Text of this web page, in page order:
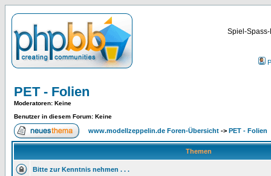
Spiel-
PET - Folien
Moderatoren: Keine
Benutzer in diesem Forum: Keine
www.modellzeppelin.de Foren-Übersicht -> PET - Folien
Themen
Bitte zur Kenntnis nehmen . . .